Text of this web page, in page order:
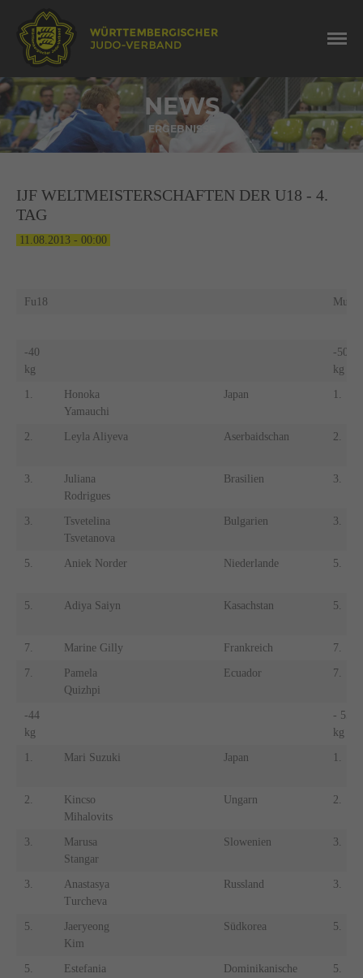
NEWS
ERGEBNISSE
IJF WELTMEISTERSCHAFTEN DER U18 - 4.
TAG
11.08.2013 - 00:00
Fu18 Mu18
-40
kg
-50
kg
1.
Honoka
Yamauchi
Japan 1.
2. Leyla Aliyeva Aserbaidschan 2.
3.
Juliana
Rodrigues
Brasilien 3.
3.
Tsvetelina
Tsvetanova
Bulgarien 3.
5. Aniek Norder Niederlande 5.
5. Adiya Saiyn Kasachstan 5.
7. Marine Gilly Frankreich 7.
7.
Pamela
Quizhpi
Ecuador 7.
-44
kg
- 55
kg
1. Mari Suzuki Japan 1.
2.
Kincso
Mihalovits
Ungarn 2.
3.
Marusa
Stangar
Slowenien 3.
3.
Anastasya
Turcheva
Russland 3.
5.
Jaeryeong
Kim
Südkorea 5.
5.
Estefania
Dominikanische
5.